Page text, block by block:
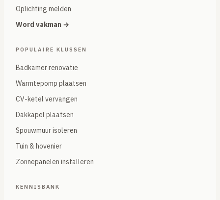
Oplichting melden
Word vakman →
POPULAIRE KLUSSEN
Badkamer renovatie
Warmtepomp plaatsen
CV-ketel vervangen
Dakkapel plaatsen
Spouwmuur isoleren
Tuin & hovenier
Zonnepanelen installeren
KENNISBANK